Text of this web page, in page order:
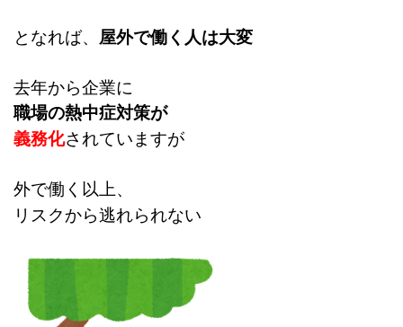
となれば、 屋外で働く人は大変
去年から企業に
職場の熱中症対策が
義務化されていますが
外で働く以上、
リスクから逃れられない